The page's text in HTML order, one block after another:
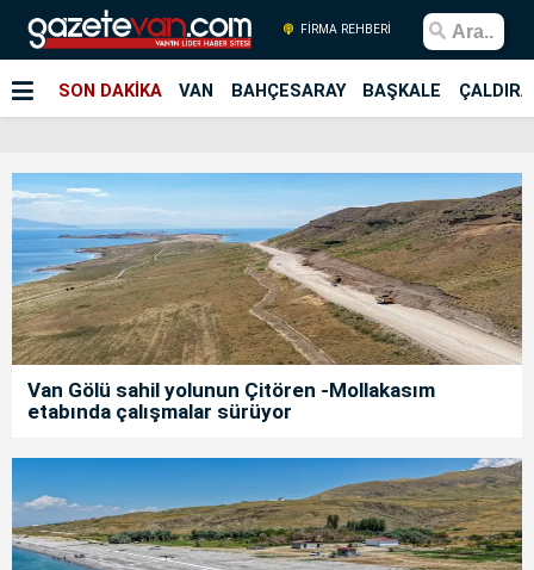
FİRMA REHBERİ
SON DAKİKA VAN BAHÇESARAY BAŞKALE
Van Gölü sahil yolunun Çitören -Mollakasım
etabında çalışmalar sürüyor